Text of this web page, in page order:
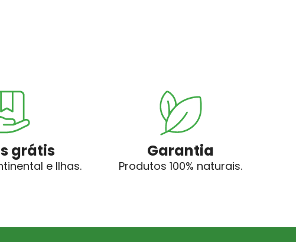
grátis
e Ilhas.
Garantia
Produtos 100% naturais.